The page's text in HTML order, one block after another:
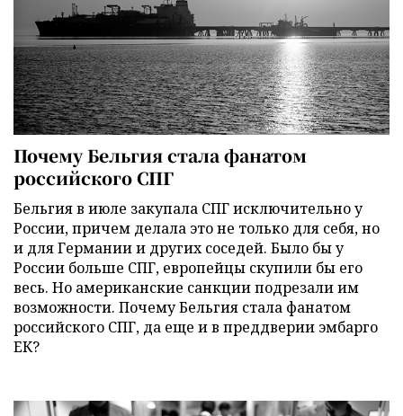
Почему Бельгия стала фанатом
российского СПГ
Бельгия в июле закупала СПГ исключительно у
России, причем делала это не только для себя, но
и для Германии и других соседей. Было бы у
России больше СПГ, европейцы скупили бы его
весь. Но американские санкции подрезали им
возможности. Почему Бельгия стала фанатом
российского СПГ, да еще и в преддверии эмбарго
ЕК?